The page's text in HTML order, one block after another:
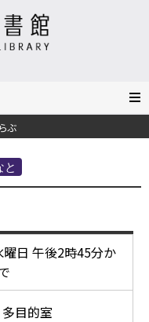
ぶ
と
日 午後2時45分か
目的室